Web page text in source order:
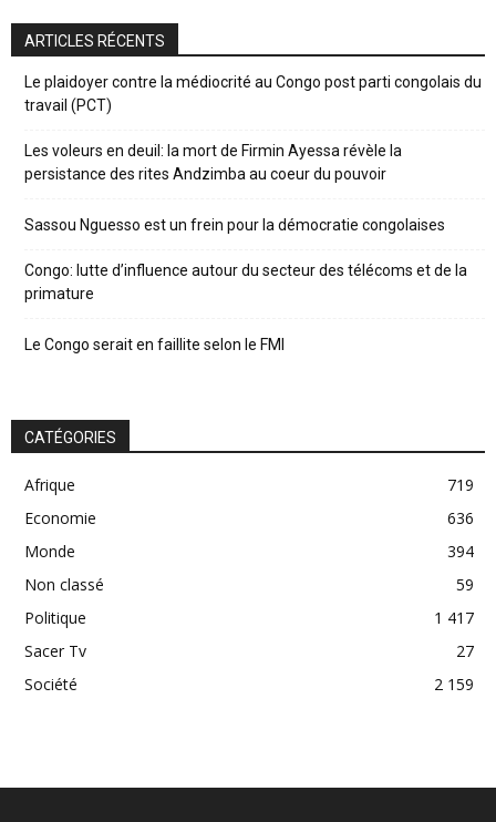
ARTICLES RÉCENTS
Le plaidoyer contre la médiocrité au Congo post parti congolais du
travail (PCT)
Les voleurs en deuil: la mort de Firmin Ayessa révèle la
persistance des rites Andzimba au coeur du pouvoir
Sassou Nguesso est un frein pour la démocratie congolaises
Congo: lutte d’influence autour du secteur des télécoms et de la
primature
Le Congo serait en faillite selon le FMI
CATÉGORIES
Afrique
719
Economie
636
Monde
394
Non classé
59
Politique
1 417
Sacer Tv
27
Société
2 159